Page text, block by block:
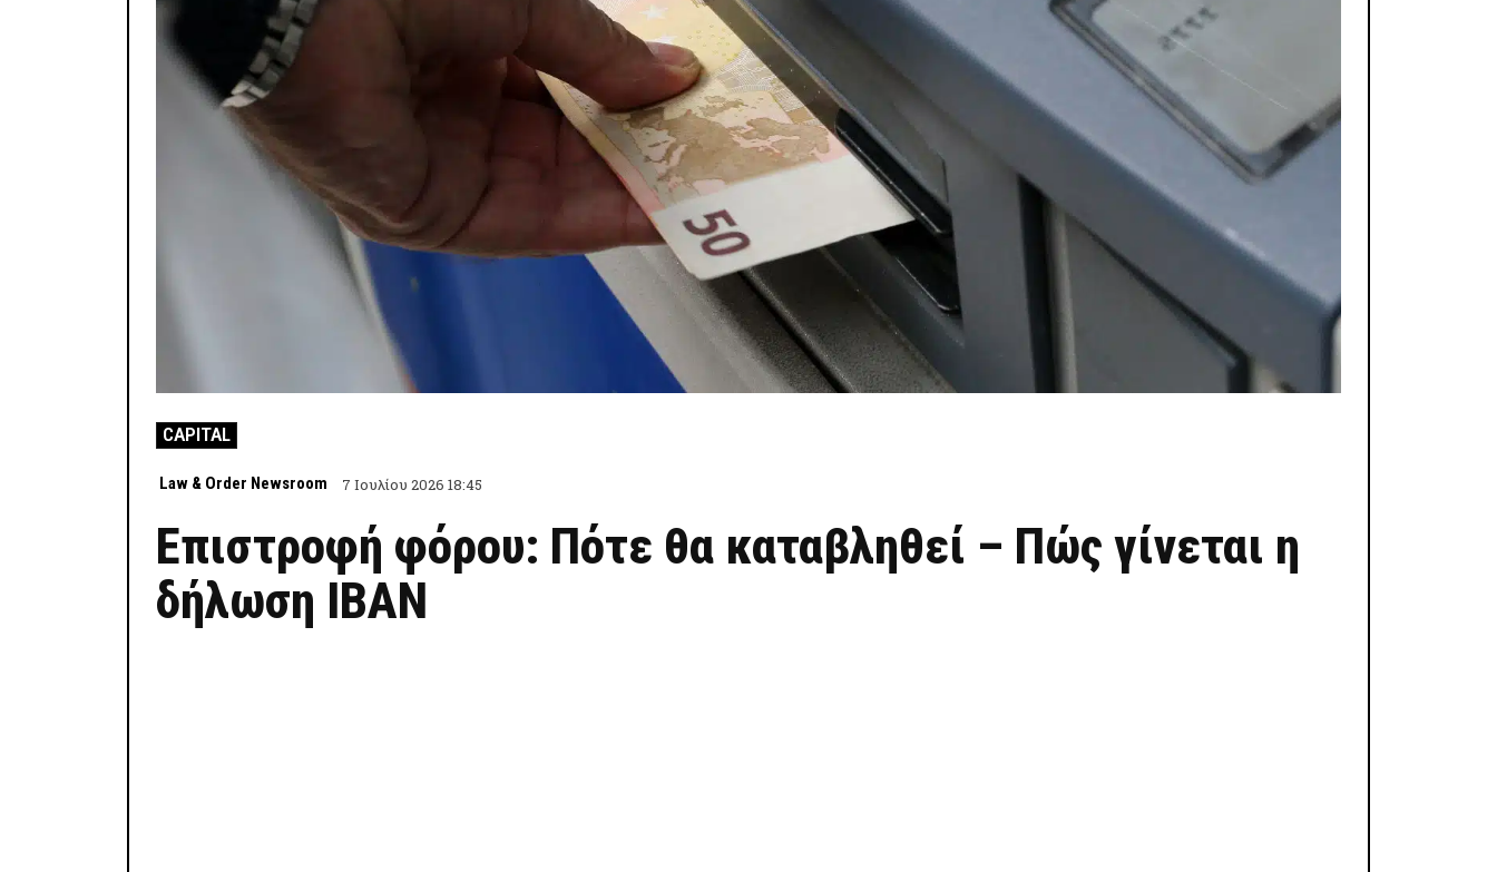
CAPITAL
Law & Order Newsroom 7 Ιουλίου 2026 18:45
Επιστροφή φόρου: Πότε θα καταβληθεί – Πώς γίνεται η
δήλωση IBAN